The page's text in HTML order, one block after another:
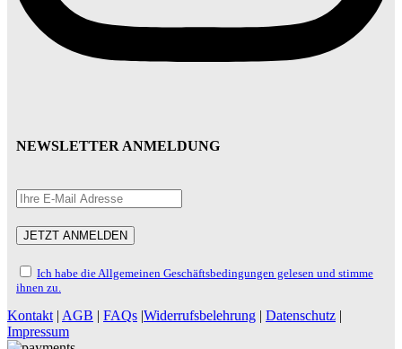
NEWSLETTER ANMELDUNG
Ich habe die Allgemeinen Geschäftsbedingungen gelesen und stimme
ihnen zu.
Kontakt | AGB | FAQs |Widerrufsbelehrung | Datenschutz |
Impressum